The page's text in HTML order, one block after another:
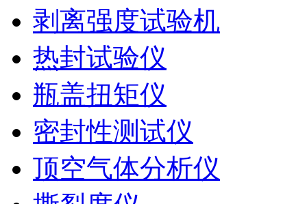
剥离强度试验机
热封试验仪
瓶盖扭矩仪
密封性测试仪
顶空气体分析仪